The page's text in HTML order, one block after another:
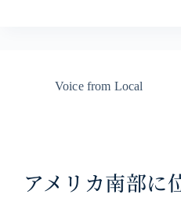
Voice from Local
アメリカ南部に